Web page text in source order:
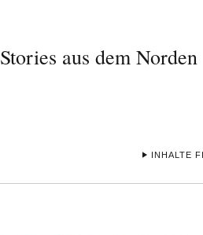
Stories aus dem Norden
INHALTE